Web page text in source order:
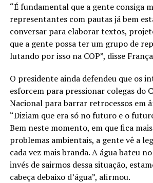
“É fundamental que a gente consiga
representantes com pautas já bem
conversar para elaborar textos,
que a gente possa ter um grupo de
lutando por isso na COP”, disse
O presidente ainda defendeu que os
esforcem para pressionar colegas do
Nacional para barrar retrocessos em
“Diziam que era só no futuro e o
Bem neste momento, em que fica
problemas ambientais, a gente vê a
cada vez mais branda. A água bateu
invés de sairmos dessa situação,
cabeça debaixo d’água”, afirmou.